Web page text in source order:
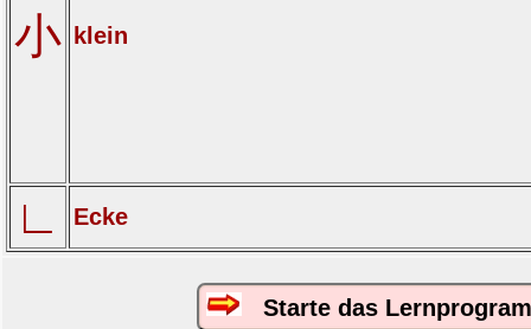
小 klein
∟ Ecke
Starte das